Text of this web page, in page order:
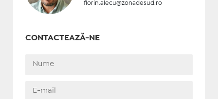
florin.alecu@zonadesud.ro
CONTACTEAZĂ-NE